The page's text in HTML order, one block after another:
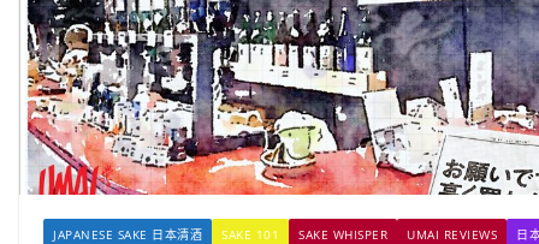
JAPANESE SAKE 日本清酒 SAKE 101 SAKE WHISPER UMAI REVIEWS
日